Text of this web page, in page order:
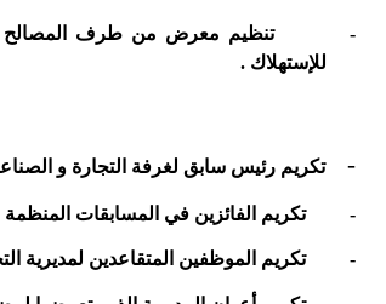
-
تنظيم معرض من طرف المصالح
للإستهلاك .
-
تكريم رئيس سابق لغرفة التجارة و
- تكريم الفائزين في المسابقات المنظمة
- تكريم الموظفين المتقاعدين لمديرية